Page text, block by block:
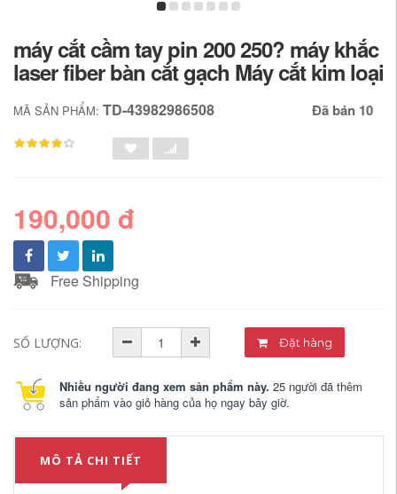
máy cắt cầm tay pin 200 250? máy khắc
laser fiber bàn cắt gạch Máy cắt kim loại
MÃ SẢN PHẨM: TD-43982986508 Đã bán 10
190,000 đ
Free Shipping
SỐ LƯỢNG: Đặt hàng
Nhiều người đang xem sản phẩm này. 25 người đã thêm
sản phẩm vào giỏ hàng của họ ngay bây giờ.
MÔ TẢ CHI TIẾT